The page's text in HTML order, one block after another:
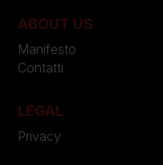
ABOUT US
Manifesto
Contatti
LEGAL
Privacy